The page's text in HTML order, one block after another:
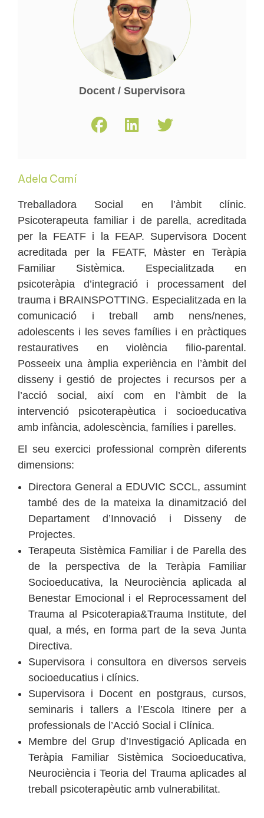
Docent / Supervisora
Adela Camí
Treballadora Social en l’àmbit clínic.
Psicoterapeuta familiar i de parella, acreditada
per la FEATF i la FEAP. Supervisora Docent
acreditada per la FEATF, Màster en Teràpia
Familiar Sistèmica. Especialitzada en
psicoteràpia d’integració i processament del
trauma i BRAINSPOTTING. Especialitzada en la
comunicació i treball amb nens/nenes,
adolescents i les seves famílies i en pràctiques
restauratives en violència filio-parental.
Posseeix una àmplia experiència en l’àmbit del
disseny i gestió de projectes i recursos per a
l’acció social, així com en l’àmbit de la
intervenció psicoterapèutica i socioeducativa
amb infància, adolescència, famílies i parelles.
El seu exercici professional comprèn diferents
dimensions:
Directora General a EDUVIC SCCL, assumint
també des de la mateixa la dinamització del
Departament d’Innovació i Disseny de
Projectes.
Terapeuta Sistèmica Familiar i de Parella des
de la perspectiva de la Teràpia Familiar
Socioeducativa, la Neurociència aplicada al
Benestar Emocional i el Reprocessament del
Trauma al Psicoterapia&Trauma Institute, del
qual, a més, en forma part de la seva Junta
Directiva.
Supervisora i consultora en diversos serveis
socioeducatius i clínics.
Supervisora i Docent en postgraus, cursos,
seminaris i tallers a l’Escola Itinere per a
professionals de l’Acció Social i Clínica.
Membre del Grup d’Investigació Aplicada en
Teràpia Familiar Sistèmica Socioeducativa,
Neurociència i Teoria del Trauma aplicades al
treball psicoterapèutic amb vulnerabilitat.